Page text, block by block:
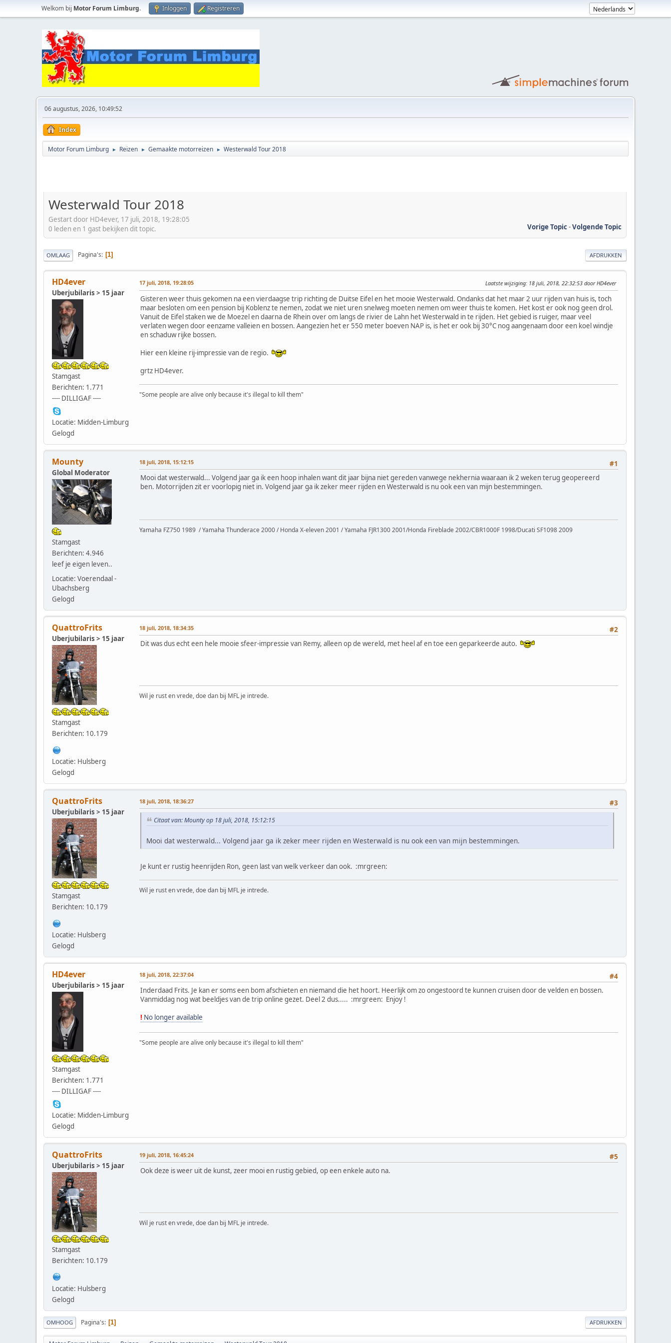
Welkom bij Motor Forum Limburg. Inloggen Registreren
06 augustus, 2026, 10:49:52
Index
Motor Forum Limburg ► Reizen ► Gemaakte motorreizen ► Westerwald Tour 2018
Westerwald Tour 2018
Gestart door HD4ever, 17 juli, 2018, 19:28:05
Vorige Topic-Volgende Topic
0 leden en 1 gast bekijken dit topic.
AFDRUKKEN
OMLAAG Pagina's 1
HD4ever
Uberjubilaris > 15 jaar
Stamgast
Berichten: 1.771
---- DILLIGAF ----
Locatie: Midden-Limburg
Gelogd
17 juli, 2018, 19:28:05 Laatste wijziging: 18 juli, 2018, 22:32:53 door HD4ever
Gisteren weer thuis gekomen na een vierdaagse trip richting de Duitse Eifel en het mooie Westerwald. Ondanks dat het maar 2 uur rijden van huis is, toch
maar besloten om een pension bij Koblenz te nemen, zodat we niet uren snelweg moeten nemen om weer thuis te komen. Het kost er ook nog geen drol.
Vanuit de Eifel staken we de Moezel en daarna de Rhein over om langs de rivier de Lahn het Westerwald in te rijden. Het gebied is ruiger, maar veel
verlaten wegen door eenzame valleien en bossen. Aangezien het er 550 meter boeven NAP is, is het er ook bij 30°C nog aangenaam door een koel windje
en schaduw rijke bossen.
Hier een kleine rij-impressie van de regio.
grtz HD4ever.
"Some people are alive only because it's illegal to kill them"
Mounty
Global Moderator
Stamgast
Berichten: 4.946
leef je eigen leven..
Locatie: Voerendaal -
Ubachsberg
Gelogd
#1
18 juli, 2018, 15:12:15
Mooi dat westerwald... Volgend jaar ga ik een hoop inhalen want dit jaar bijna niet gereden vanwege nekhernia waaraan ik 2 weken terug geopereerd
ben. Motorrijden zit er voorlopig niet in. Volgend jaar ga ik zeker meer rijden en Westerwald is nu ook een van mijn bestemmingen.
Yamaha FZ750 1989 / Yamaha Thunderace 2000 / Honda X-eleven 2001 / Yamaha FJR1300 2001/Honda Fireblade 2002/CBR1000F 1998/Ducati SF1098 2009
QuattroFrits
Uberjubilaris > 15 jaar
Stamgast
Berichten: 10.179
Locatie: Hulsberg
Gelogd
#2
18 juli, 2018, 18:34:35
Dit was dus echt een hele mooie sfeer-impressie van Remy, alleen op de wereld, met heel af en toe een geparkeerde auto.
Wil je rust en vrede, doe dan bij MFL je intrede.
QuattroFrits
Uberjubilaris > 15 jaar
Stamgast
Berichten: 10.179
Locatie: Hulsberg
Gelogd
#3
18 juli, 2018, 18:36:27
Citaat van: Mounty op 18 juli, 2018, 15:12:15
Mooi dat westerwald... Volgend jaar ga ik zeker meer rijden en Westerwald is nu ook een van mijn bestemmingen.
Je kunt er rustig heenrijden Ron, geen last van welk verkeer dan ook. :mrgreen:
Wil je rust en vrede, doe dan bij MFL je intrede.
HD4ever
Uberjubilaris > 15 jaar
Stamgast
Berichten: 1.771
---- DILLIGAF ----
Locatie: Midden-Limburg
Gelogd
#4
18 juli, 2018, 22:37:04
Inderdaad Frits. Je kan er soms een bom afschieten en niemand die het hoort. Heerlijk om zo ongestoord te kunnen cruisen door de velden en bossen.
Vanmiddag nog wat beeldjes van de trip online gezet. Deel 2 dus..... :mrgreen: Enjoy !
! No longer available
"Some people are alive only because it's illegal to kill them"
QuattroFrits
Uberjubilaris > 15 jaar
Stamgast
Berichten: 10.179
Locatie: Hulsberg
Gelogd
#5
19 juli, 2018, 16:45:24
Ook deze is weer uit de kunst, zeer mooi en rustig gebied, op een enkele auto na.
Wil je rust en vrede, doe dan bij MFL je intrede.
AFDRUKKEN
OMHOOG Pagina's 1